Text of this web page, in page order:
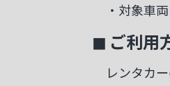
・対象車
◼ ご利用
レンタカ